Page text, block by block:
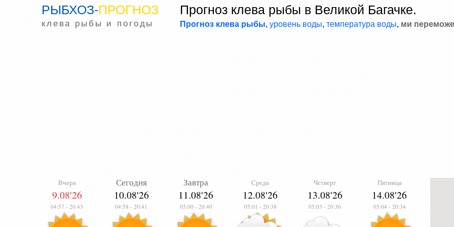
РЫБХОЗ-ПРОГНОЗ
клева рыбы и погоды
Прогноз клева рыбы в Великой Багачке.
Прогноз клева рыбы, уровень воды, температура воды, ми
Вчера
9.08'26
04:57 - 20:43
Сегодня
10.08'26
04:58 -20:41
Завтра
11.08'26
05:00- 20:40
Среда
12.08'26
05:01 - 20:38
Четверг
13.08'26
05:03 -20:36
Пятница
14.08'26
05:04 - 20:34